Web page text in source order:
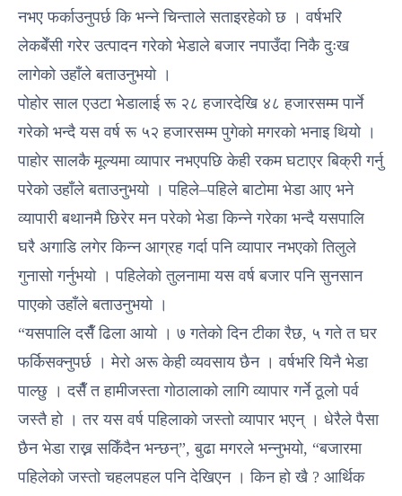
नभए फर्काउनुपर्छ कि भन्ने चिन्ताले सताइरहेको छ । वर्षभरि
लेकबेँसी गरेर उत्पादन गरेको भेडाले बजार नपाउँदा निकै दुःख
लागेको उहाँले बताउनुभयो ।
पोहोर साल एउटा भेडालाई रू २८ हजारदेखि ४८ हजारसम्म पार्ने
गरेको भन्दै यस वर्ष रू ५२ हजारसम्म पुगेको मगरको भनाइ थियो ।
पाहोर सालकै मूल्यमा व्यापार नभएपछि केही रकम घटाएर बिक्री गर्नु
परेको उहाँले बताउनुभयो । पहिले–पहिले बाटोमा भेडा आए भने
व्यापारी बथानमै छिरेर मन परेको भेडा किन्ने गरेका भन्दै यसपालि
घरै अगाडि लगेर किन्न आग्रह गर्दा पनि व्यापार नभएको तिलुले
गुनासो गर्नुभयो । पहिलेको तुलनामा यस वर्ष बजार पनि सुनसान
पाएको उहाँले बताउनुभयो ।
“यसपालि दसैँ ढिला आयो । ७ गतेको दिन टीका रैछ, ५ गते त घर
फर्किसक्नुपर्छ । मेरो अरू केही व्यवसाय छैन । वर्षभरि यिनै भेडा
पाल्छु । दसैँ त हामीजस्ता गोठालाको लागि व्यापार गर्ने ठूलो पर्व
जस्तै हो । तर यस वर्ष पहिलाको जस्तो व्यापार भएन् । धेरैले पैसा
छैन भेडा राख्न सकिँदैन भन्छन्”, बुढा मगरले भन्नुभयो, “बजारमा
पहिलेको जस्तो चहलपहल पनि देखिएन । किन हो खै ? आर्थिक